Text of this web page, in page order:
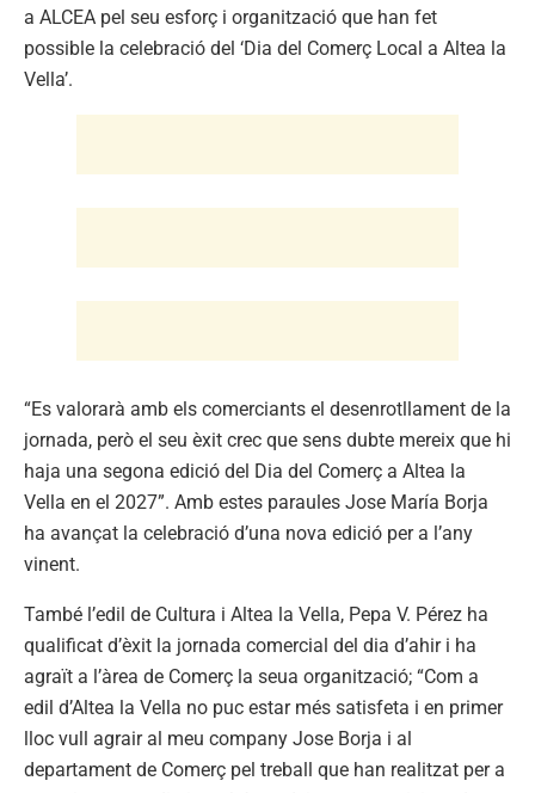
a ALCEA pel seu esforç i organització que han fet
possible la celebració del ‘Dia del Comerç Local a Altea la
Vella’.
“Es valorarà amb els comerciants el desenrotllament de la
jornada, però el seu èxit crec que sens dubte mereix que hi
haja una segona edició del Dia del Comerç a Altea la
Vella en el 2027”. Amb estes paraules Jose María Borja
ha avançat la celebració d’una nova edició per a l’any
vinent.
També l’edil de Cultura i Altea la Vella, Pepa V. Pérez ha
qualificat d’èxit la jornada comercial del dia d’ahir i ha
agraït a l’àrea de Comerç la seua organització; “Com a
edil d’Altea la Vella no puc estar més satisfeta i en primer
lloc vull agrair al meu company Jose Borja i al
departament de Comerç pel treball que han realitzat per a